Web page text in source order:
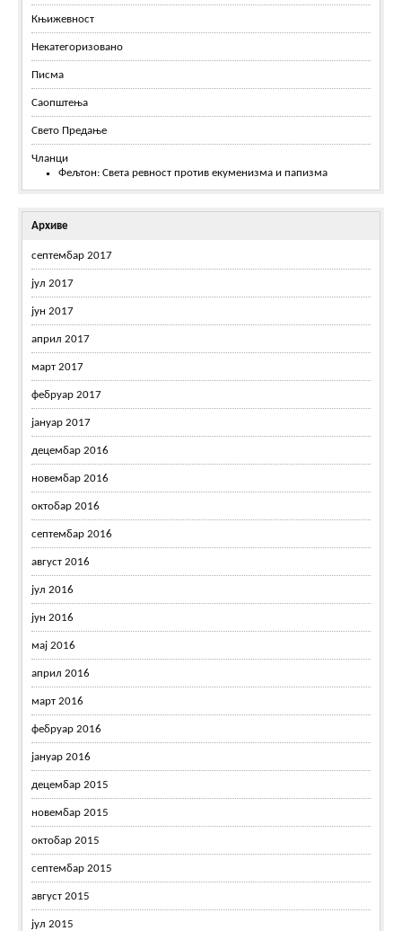
Књижевност
Некатегоризовано
Писма
Саопштења
Свето Предање
Чланци
Фељтон: Света ревност против екуменизма и папизма
Архиве
септембар 2017
јул 2017
јун 2017
април 2017
март 2017
фебруар 2017
јануар 2017
децембар 2016
новембар 2016
октобар 2016
септембар 2016
август 2016
јул 2016
јун 2016
мај 2016
април 2016
март 2016
фебруар 2016
јануар 2016
децембар 2015
новембар 2015
октобар 2015
септембар 2015
август 2015
јул 2015